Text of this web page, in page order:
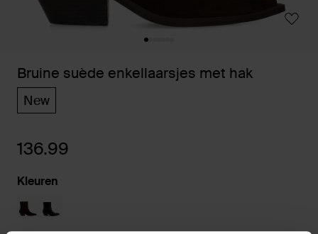
Bruine suède enkellaarsjes met hak
New
136.99
Kleuren